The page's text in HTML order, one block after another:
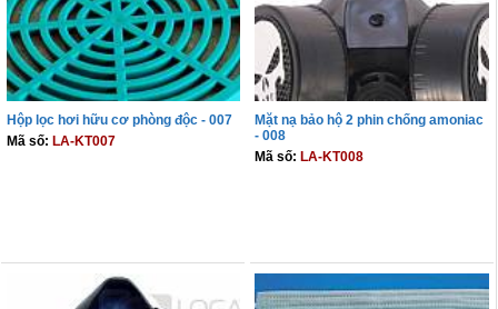
Hộp lọc hơi hữu cơ phòng độc - 007
Mã số: LA-KT007
Mặt nạ bảo hộ 2 phin chống amoniac
- 008
Mã số: LA-KT008